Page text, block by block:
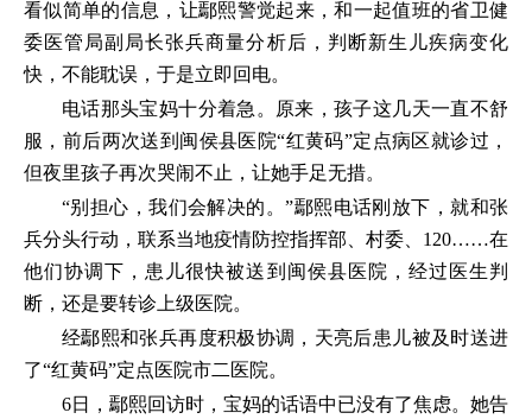
看似简单的信息，让鄢熙警觉起来，和一起值班的省卫健
委医管局副局长张兵商量分析后，判断新生儿疾病变化
快，不能耽误，于是立即回电。
电话那头宝妈十分着急。原来，孩子这几天一直不舒
服，前后两次送到闽侯县医院“红黄码”定点病区就诊过，
但夜里孩子再次哭闹不止，让她手足无措。
“别担心，我们会解决的。”鄢熙电话刚放下，就和张
兵分头行动，联系当地疫情防控指挥部、村委、120……在
他们协调下，患儿很快被送到闽侯县医院，经过医生判
断，还是要转诊上级医院。
经鄢熙和张兵再度积极协调，天亮后患儿被及时送进
了“红黄码”定点医院市二医院。
6日，鄢熙回访时，宝妈的话语中已没有了焦虑。她告